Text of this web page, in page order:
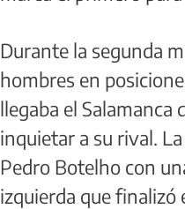
Durante la segunda
hombres en
llegaba el Salamanca
inquietar a su rival.
Pedro Botelho con
izquierda que finalizó